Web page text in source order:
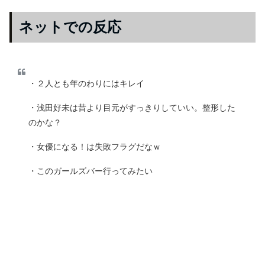
ネットでの反応
・２人とも年のわりにはキレイ
・浅田好未は昔より目元がすっきりしていい。整形した
のかな？
・女優になる！は失敗フラグだなｗ
・このガールズバー行ってみたい